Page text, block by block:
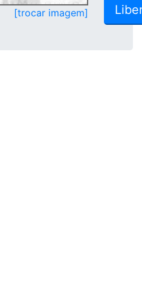
[trocar imagem]